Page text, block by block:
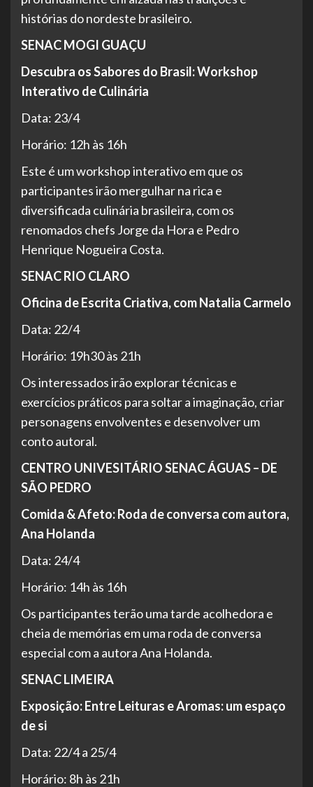
histórias do nordeste brasileiro.
SENAC MOGI GUAÇU
Descubra os Sabores do Brasil: Workshop
Interativo de Culinária
Data: 23/4
Horário: 12h às 16h
Este é um workshop interativo em que os
participantes irão mergulhar na rica e
diversificada culinária brasileira, com os
renomados chefs Jorge da Hora e Pedro
Henrique Nogueira Costa.
SENAC RIO CLARO
Oficina de Escrita Criativa, com Natalia Carmelo
Data: 22/4
Horário: 19h30 às 21h
Os interessados irão explorar técnicas e
exercícios práticos para soltar a imaginação, criar
personagens envolventes e desenvolver um
conto autoral.
CENTRO UNIVESITÁRIO SENAC ÁGUAS – DE
SÃO PEDRO
Comida & Afeto: Roda de conversa com autora,
Ana Holanda
Data: 24/4
Horário: 14h às 16h
Os participantes terão uma tarde acolhedora e
cheia de memórias em uma roda de conversa
especial com a autora Ana Holanda.
SENAC LIMEIRA
Exposição: Entre Leituras e Aromas: um espaço
de si
Data: 22/4 a 25/4
Horário: 8h às 21h